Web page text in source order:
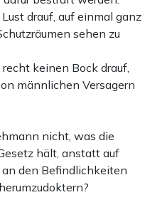
drauf, auf einmal ganz
sehen zu
keinen Bock drauf,
männlichen Versagern
nicht, was die
hält, anstatt auf
den Befindlichkeiten